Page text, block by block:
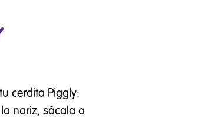
cerdita Piggly:
nariz, sácala a